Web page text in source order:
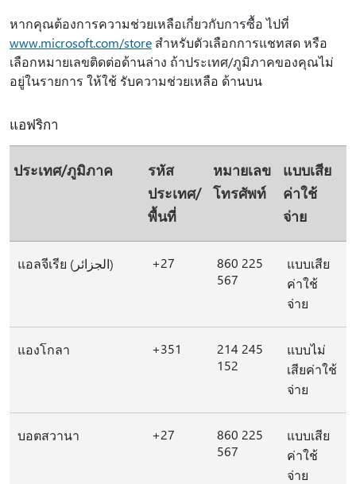
หากคุณต้องการความช่วยเหลือเกี่ยวกับการซื้อ ไปที่
www.microsoft.com/store สําหรับตัวเลือกการแชทสด หรือ
เลือกหมายเลขติดต่อด้านล่าง ถ้าประเทศ/ภูมิภาคของคุณไม่
อยู่ในรายการ ให้ใช้ รับความช่วยเหลือ ด้านบน
แอฟริกา
ประเทศ/ภูมิภาค
รหัส
ประเทศ/
พื้นที่
หมายเลข
โทรศัพท์
แบบเสีย
ค่าใช้
จ่าย
แอลจีเรีย (الجزائر) +27
860 225
567
แบบเสีย
ค่าใช้
จ่าย
แองโกลา +351
214 245
152
แบบไม่
เสียค่าใช้
จ่าย
บอตสวานา +27
860 225
567
แบบเสีย
ค่าใช้
จ่าย